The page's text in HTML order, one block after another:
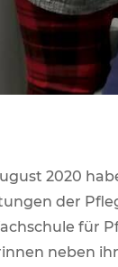
2020
der
für
neben